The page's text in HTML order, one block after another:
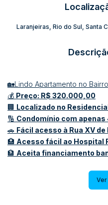
Laranjeiras Rio do Sul Santa
🏡Lindo Apartamento no
💰 Preço: R$ 320.000,00
🏢 Localizado no
🔢 Condomínio com
🚗 Fácil acesso à Rua XV
🏥 Acesso fácil ao Hospital
🏦 Aceita financiamento
Sala e cozinha conjugadas
Ver